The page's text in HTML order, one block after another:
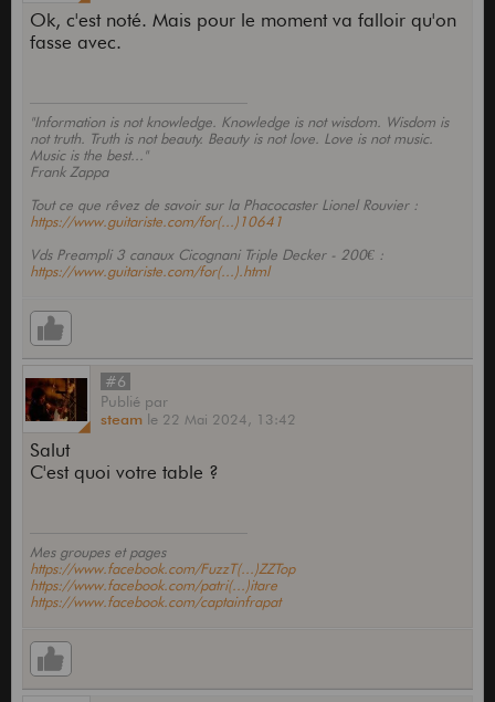
Ok, c'est noté. Mais pour le moment va falloir qu'on
fasse avec.
"Information is not knowledge. Knowledge is not wisdom. Wisdom is
not truth. Truth is not beauty. Beauty is not love. Love is not music.
Music is the best..."
Frank Zappa
Tout ce que rêvez de savoir sur la Phacocaster Lionel Rouvier :
https://www.guitariste.com/for(...)10641
Vds Preampli 3 canaux Cicognani Triple Decker - 200€ :
https://www.guitariste.com/for(...).html
#6
Publié par
steam le 22 Mai 2024, 13:42
Salut
C'est quoi votre table ?
Mes groupes et pages
https://www.facebook.com/FuzzT(...)ZZTop
https://www.facebook.com/patri(...)itare
https://www.facebook.com/captainfrapat